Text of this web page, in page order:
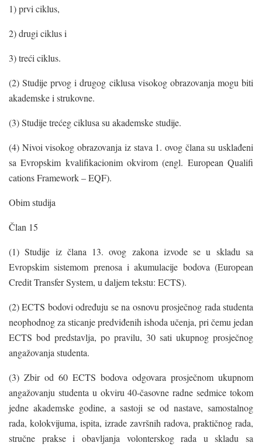
1) prvi ciklus,
2) drugi ciklus i
3) treći ciklus.
(2) Studije prvog i drugog ciklusa visokog obrazovanja mogu biti
akademske i strukovne.
(3) Studije trećeg ciklusa su akademske studije.
(4) Nivoi visokog obrazovanja iz stava 1. ovog člana su usklađeni
sa Evropskim kvalifikacionim okvirom (engl. European Qualifi
cations Framework – EQF).
Obim studija
Član 15
(1) Studije iz člana 13. ovog zakona izvode se u skladu sa
Evropskim sistemom prenosa i akumulacije bodova (European
Credit Transfer System, u daljem tekstu: ECTS).
(2) ECTS bodovi određuju se na osnovu prosječnog rada studenta
neophodnog za sticanje predviđenih ishoda učenja, pri čemu jedan
ECTS bod predstavlja, po pravilu, 30 sati ukupnog prosječnog
angažovanja studenta.
(3) Zbir od 60 ECTS bodova odgovara prosječnom ukupnom
angažovanju studenta u okviru 40-časovne radne sedmice tokom
jedne akademske godine, a sastoji se od nastave, samostalnog
rada, kolokvijuma, ispita, izrade završnih radova, praktičnog rada,
stručne prakse i obavljanja volonterskog rada u skladu sa